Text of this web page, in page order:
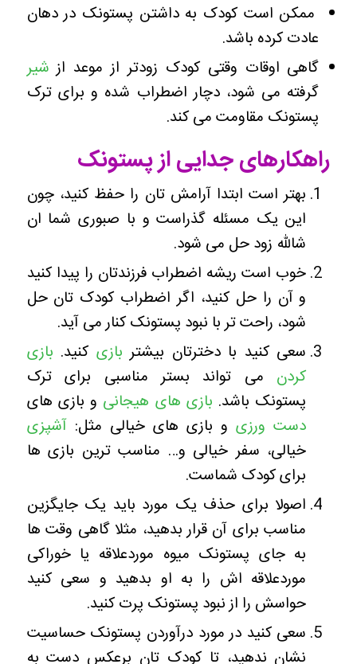
ممکن است کودک به داشتن پستونک در دهان
عادت کرده باشد.
گاهی اوقات وقتی کودک زودتر از موعد از شیر
گرفته می شود، دچار اضطراب شده و برای ترک
پستونک مقاومت می کند.
راهکارهای جدایی از پستونک
بهتر است ابتدا آرامش تان را حفظ کنید، چون
این یک مسئله گذراست و با صبوری شما ان
شالله زود حل می شود.
خوب است ریشه اضطراب فرزندتان را پیدا کنید
و آن را حل کنید، اگر اضطراب کودک تان حل
شود، راحت تر با نبود پستونک کنار می آید.
سعی کنید با دخترتان بیشتر بازی کنید. بازی
کردن می تواند بستر مناسبی برای ترک
پستونک باشد. بازی های هیجانی و بازی های
دست ورزیو بازی های خیالی مثل:آشپزی
خیالی، سفر خیالی و… مناسب ترین بازی ها
برای کودک شماست.
اصولا برای حذف یک مورد باید یک جایگزین
مناسب برای آن قرار بدهید، مثلا گاهی وقت ها
به جای پستونک میوه موردعلاقه یا خوراکی
موردعلاقه اش را به او بدهید و سعی کنید
حواسش را از نبود پستونک پرت کنید.
سعی کنید در مورد درآوردن پستونک حساسیت
نشان ندهید، تا کودک تان برعکس دست به